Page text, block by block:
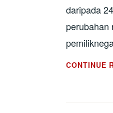
daripada
perubahan
CONTINUE